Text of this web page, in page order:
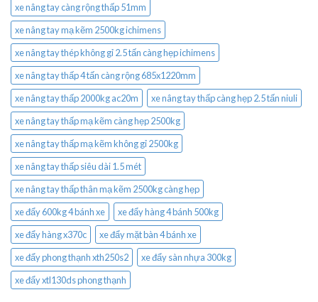
xe nâng tay càng rộng thấp 51mm
xe nâng tay mạ kẽm 2500kg ichimens
xe nâng tay thép không gỉ 2.5 tấn càng hẹp ichimens
xe nâng tay thấp 4 tấn càng rộng 685x1220mm
xe nâng tay thấp 2000kg ac20m
xe nâng tay thấp càng hẹp 2.5 tấn niuli
xe nâng tay thấp mạ kẽm càng hẹp 2500kg
xe nâng tay thấp mạ kẽm không gỉ 2500kg
xe nâng tay thấp siêu dài 1.5 mét
xe nâng tay thấp thân mạ kẽm 2500kg càng hẹp
xe đẩy 600kg 4 bánh xe
xe đẩy hàng 4 bánh 500kg
xe đẩy hàng x370c
xe đẩy mặt bàn 4 bánh xe
xe đẩy phong thạnh xth250s2
xe đẩy sàn nhựa 300kg
xe đẩy xtl130ds phong thạnh